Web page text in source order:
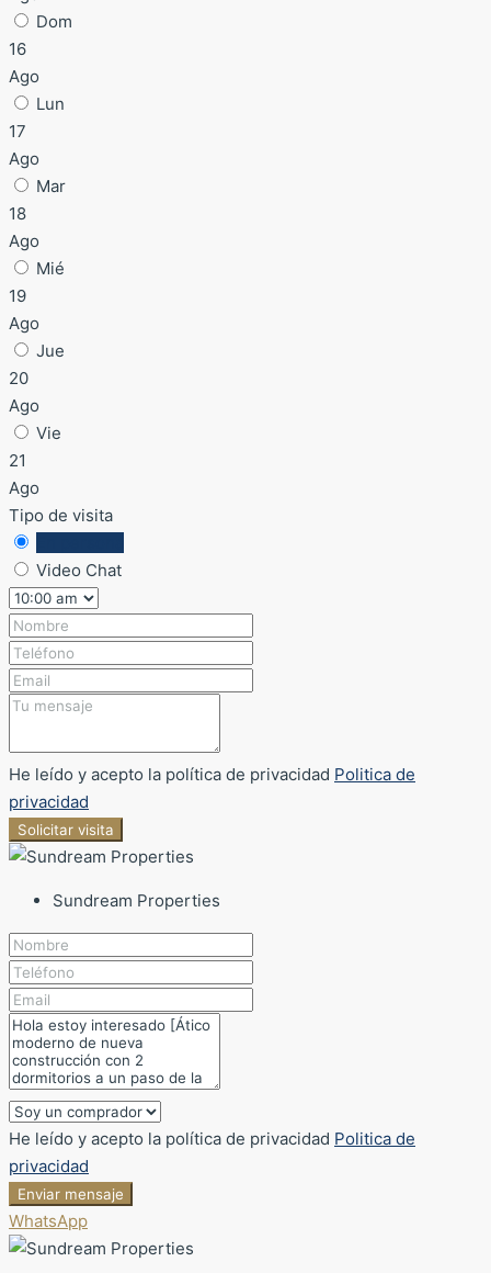
Dom
16
Ago
Lun
17
Ago
Mar
18
Ago
Mié
19
Ago
Jue
20
Ago
Vie
21
Ago
Tipo de visita
Video Chat
He leído y acepto la política de privacidad Politica de
privacidad
Solicitar visita
Sundream Properties
He leído y acepto la política de privacidad Politica de
privacidad
Enviar mensaje
WhatsApp